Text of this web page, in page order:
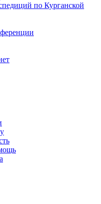
по Курганской